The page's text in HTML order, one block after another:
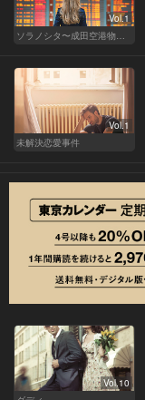
Vol.1
ソラノシタ〜成田空港物語〜
Vol.1
未解決恋愛事件
Vol.10